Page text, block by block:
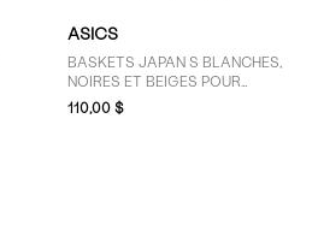
ASICS
BASKETS JAPAN S BLANCHES,
NOIRES ET BEIGES POUR
HOMMES
110,00 $